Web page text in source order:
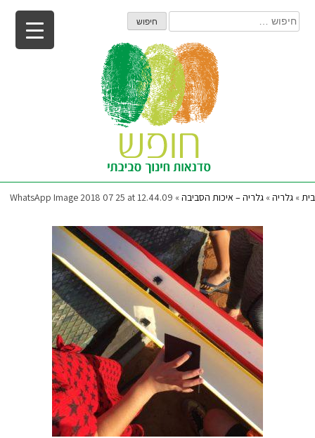
content
חיפוש:
בית» גלריה» גלריה – איכות הסביבה»
WhatsApp Image 2018 07 25 at 12.44.09